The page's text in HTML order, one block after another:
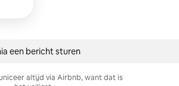
een bericht sturen
altijd via Airbnb, want dat is